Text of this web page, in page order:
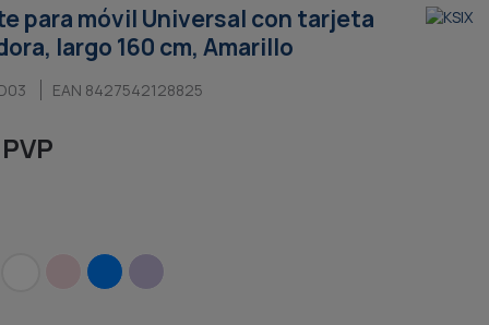
para móvil Universal con tarjeta
largo 160 cm, Amarillo
EAN 8427542128825